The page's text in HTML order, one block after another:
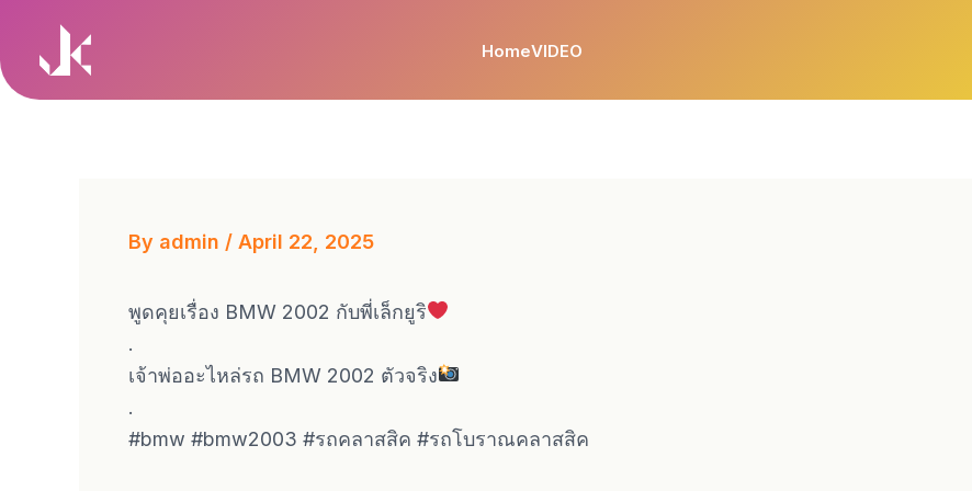
content
HomeVIDEO
By admin / April 22, 2025
พูดคุยเรื่อง BMW 2002 กับพี่เล็กยูริ
.
เจ้าพ่ออะไหล่รถ BMW 2002 ตัวจริง
.
#bmw #bmw2003 #รถคลาสสิค #รถโบราณคลาสสิค